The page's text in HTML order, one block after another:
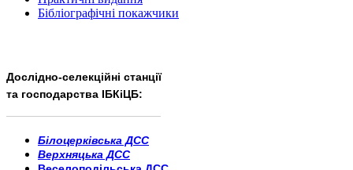
Бібліографічні покажчики
Дослідно-селекційні станції
та господарства ІБКіЦБ:
Білоцерківська ДСС
Верхняцька ДСС